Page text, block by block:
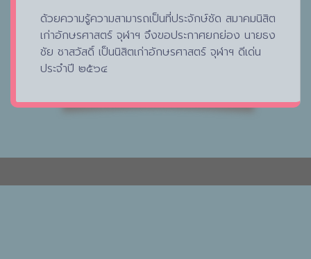
ด้วยความรู้ความสามารถเป็นที่ประจักษ์ชัด สมาคมนิสิต
เก่าอักษรศาสตร์ จุฬาฯ จึงขอประกาศยกย่อง นายธง
ชัย ชาสวัสดิ์ เป็นนิสิตเก่าอักษรศาสตร์ จุฬาฯ ดีเด่น
ประจำปี ๒๕๖๔